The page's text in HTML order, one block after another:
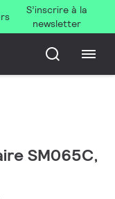
S’inscrire à la
newsletter
SM065C,